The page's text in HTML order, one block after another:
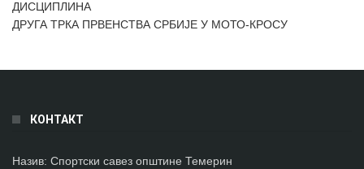
ДИСЦИПЛИНА
ДРУГА ТРКА ПРВЕНСТВА СРБИЈЕ У МОТО-КРОСУ
КОНТАКТ
Назив: Спортски савез општине Темерин